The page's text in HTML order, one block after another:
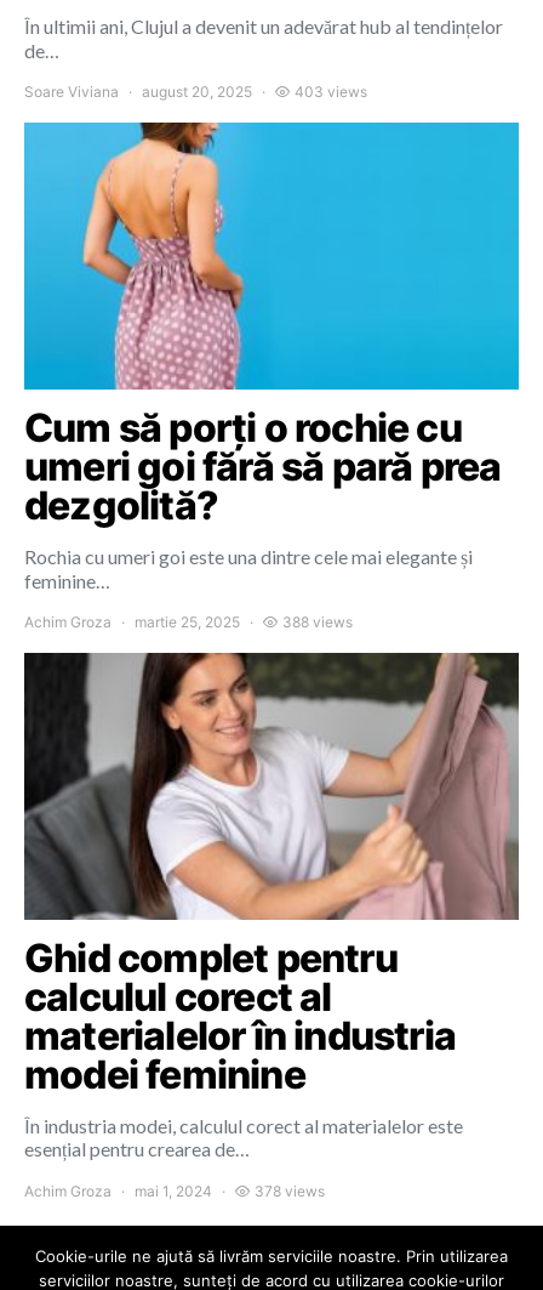
În ultimii ani, Clujul a devenit un adevărat hub al tendințelor
de…
Soare Viviana august 20, 2025 403 views
Cum să porți o rochie cu
umeri goi fără să pară prea
dezgolită?
Rochia cu umeri goi este una dintre cele mai elegante și
feminine…
Achim Groza martie 25, 2025 388 views
Ghid complet pentru
calculul corect al
materialelor în industria
modei feminine
În industria modei, calculul corect al materialelor este
esențial pentru crearea de…
Achim Groza mai 1, 2024 378 views
Cookie-urile ne ajută să livrăm serviciile noastre. Prin utilizarea
serviciilor noastre, sunteți de acord cu utilizarea cookie-urilor